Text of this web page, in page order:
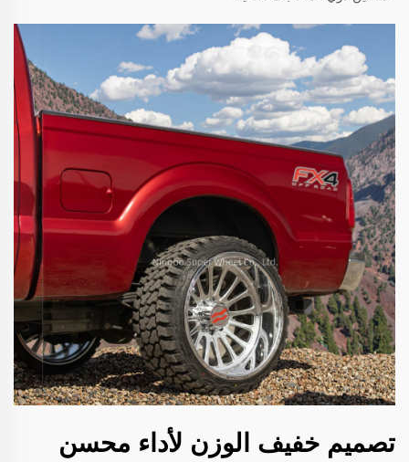
تصميم خفيف الوزن لأداء محسن